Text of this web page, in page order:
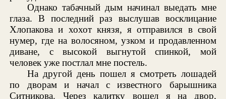
Однако табачный дым начинал выедать мне
глаза. В последний раз выслушав восклицание
Хлопакова и хохот князя, я отправился в свой
нумер, где на волосяном, узком и продавленном
диване, с высокой выгнутой спинкой, мой
человек уже постлал мне постель.
На другой день пошел я смотреть лошадей
по дворам и начал с известного барышника
Ситникова. Через калитку вошел я на двор,